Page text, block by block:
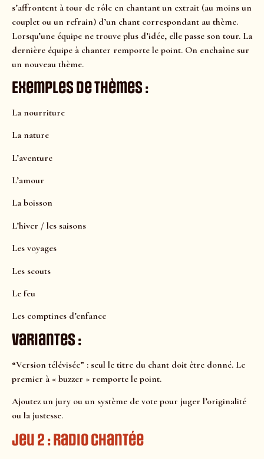
s’affrontent à tour de rôle en chantant un extrait (au moins un
couplet ou un refrain) d’un chant correspondant au thème.
Lorsqu’une équipe ne trouve plus d’idée, elle passe son tour. La
dernière équipe à chanter remporte le point. On enchaîne sur
un nouveau thème.
Exemples de thèmes :
La nourriture
La nature
L’aventure
L’amour
La boisson
L’hiver / les saisons
Les voyages
Les scouts
Le feu
Les comptines d’enfance
Variantes :
“Version télévisée” : seul le titre du chant doit être donné. Le
premier à « buzzer » remporte le point.
Ajoutez un jury ou un système de vote pour juger l’originalité
ou la justesse.
Jeu 2 : Radio chantée